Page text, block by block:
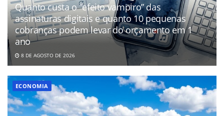
Quanto custa o “efeito vampiro” das
assinaturas digitais e quanto 10 pequenas
cobranças podem levar do orçamento em 1
ano
8 DE AGOSTO DE 2026
ECONOMIA